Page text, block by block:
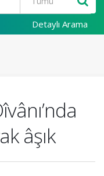
Detaylı Arama
âşık